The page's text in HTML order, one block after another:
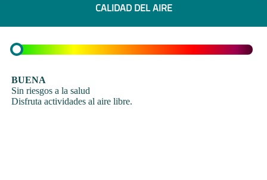
CALIDAD DEL AIRE
BUENA
Sin riesgos a la salud
Disfruta actividades al aire libre.